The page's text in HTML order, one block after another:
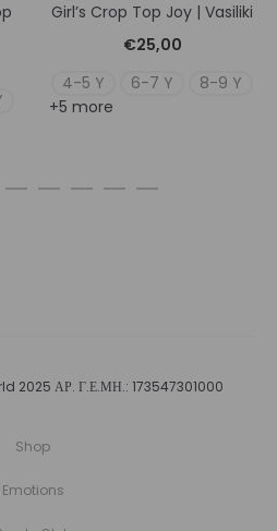
Girl’s Crop Top Joy | Vasiliki
€25,00
4-5 Y
6-7 Y
8-9 Y
+5 more
2025 ΑΡ. Γ.Ε.ΜΗ.: 173547301000
Shop
Emotions